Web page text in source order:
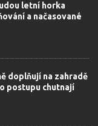
letní horka
a načasované
doplňují na zahradě
postupu chutnají